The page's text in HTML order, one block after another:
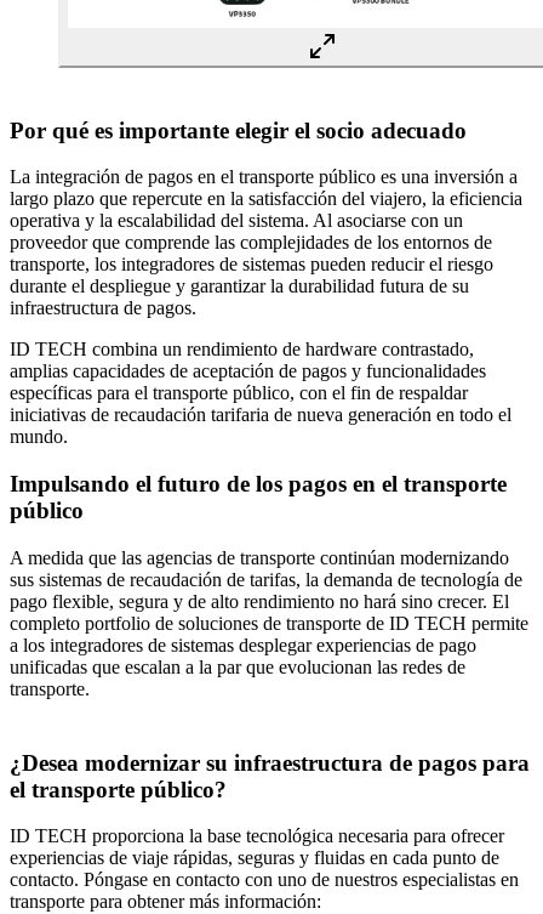
Por qué es importante elegir el socio adecuado
La integración de pagos en el transporte público es una inversión a
largo plazo que repercute en la satisfacción del viajero, la eficiencia
operativa y la escalabilidad del sistema. Al asociarse con un
proveedor que comprende las complejidades de los entornos de
transporte, los integradores de sistemas pueden reducir el riesgo
durante el despliegue y garantizar la durabilidad futura de su
infraestructura de pagos.
ID TECH combina un rendimiento de hardware contrastado,
amplias capacidades de aceptación de pagos y funcionalidades
específicas para el transporte público, con el fin de respaldar
iniciativas de recaudación tarifaria de nueva generación en todo el
mundo.
Impulsando el futuro de los pagos en el transporte
público
A medida que las agencias de transporte continúan modernizando
sus sistemas de recaudación de tarifas, la demanda de tecnología de
pago flexible, segura y de alto rendimiento no hará sino crecer. El
completo portfolio de soluciones de transporte de ID TECH permite
a los integradores de sistemas desplegar experiencias de pago
unificadas que escalan a la par que evolucionan las redes de
transporte.
¿Desea modernizar su infraestructura de pagos para
el transporte público?
ID TECH proporciona la base tecnológica necesaria para ofrecer
experiencias de viaje rápidas, seguras y fluidas en cada punto de
contacto. Póngase en contacto con uno de nuestros especialistas en
transporte para obtener más información: